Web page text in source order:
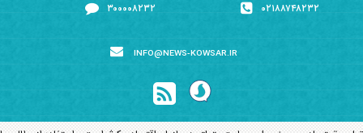
۰۲۱۸۸۷۴۸۲۳۲ ۳۰۰۰۰۸۲۳۲
INFO@NEWS-KOWSAR.IR